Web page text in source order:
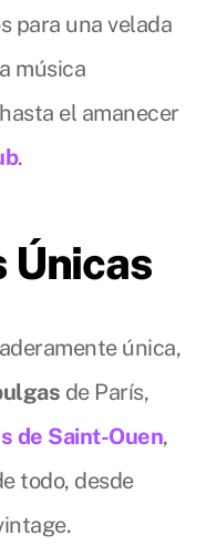
para una velada
música
el amanecer
.
Únicas
única,
de París,
de Saint-Ouen,
todo, desde